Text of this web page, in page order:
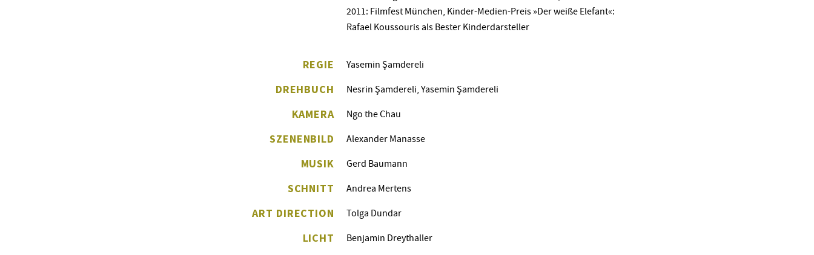
2011: Filmfest München, Kinder-Medien-Preis »Der weiße Elefant«:
Rafael Koussouris als Bester Kinderdarsteller
REGIE Yasemin Şamdereli
DREHBUCH Nesrin Şamdereli, Yasemin Şamdereli
KAMERA Ngo the Chau
SZENENBILD Alexander Manasse
MUSIK Gerd Baumann
SCHNITT Andrea Mertens
ART DIRECTION Tolga Dundar
LICHT Benjamin Dreythaller